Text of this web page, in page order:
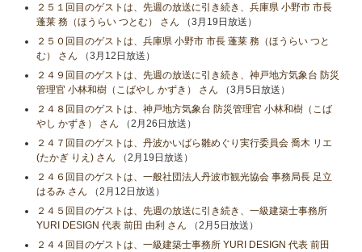
２５１回目のゲストは、先週の放送に引き続き、兵庫県 小野市 市長
蓬莱 務（ほうらい つとむ） さん （3月19日放送）
２５０回目のゲストは、兵庫県 小野市 市長 蓬莱 務（ほうらい つと
む） さん （3月12日放送）
２４９回目のゲストは、先週の放送に引き続き、神戸地方気象台 防災
管理官 小林和樹（こばやし かずき） さん （3月5日放送）
２４８回目のゲストは、神戸地方気象台 防災管理官 小林和樹（こば
やし かずき） さん （2月26日放送）
２４７回目のゲストは、丹波かいばら雛めぐり実行委員会 喬木 リエ
(たかぎ りえ) さん （2月19日放送）
２４６回目のゲストは、一般社団法人丹波市観光協会 事務局長 足立
はるみ さん （2月12日放送）
２４５回目のゲストは、先週の放送に引き続き、一級建築士事務所
YURI DESIGN 代表 前田 由利 さん （2月5日放送）
２４４回目のゲストは、一級建築士事務所 YURI DESIGN 代表 前田